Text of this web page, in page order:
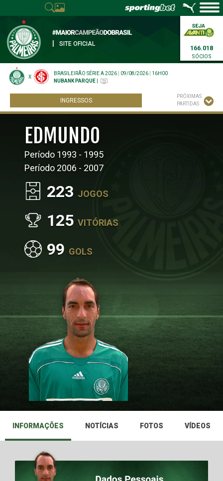
SITE OFICIAL
166.018
SÓCIOS
X
BRASILEIRÃO SÉRIE A 2026 09/08/2026
16H00
NUBANK PARQUE
INGRESSOS
PRÓXIMAS
PARTIDAS
EDMUNDO
Período 1993 - 1995
Período 2006 - 2007
223 JOGOS
125VITÓRIAS
99 GOLS
INFORMAÇÕES NOTÍCIAS FOTOS VÍDEOS